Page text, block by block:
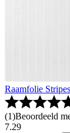
Raamfolie
(1)Beoordeeld
7.29